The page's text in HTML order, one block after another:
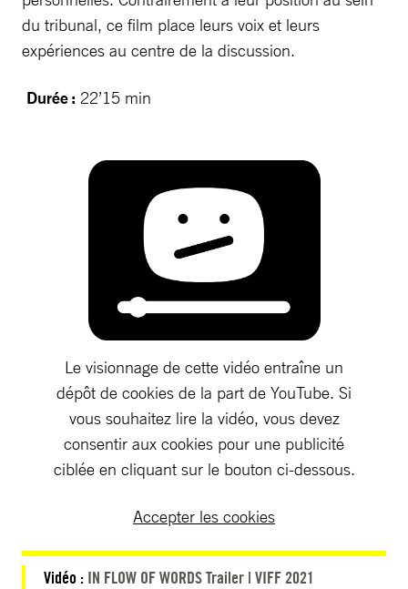
du tribunal, ce film place leurs voix et leurs
expériences au centre de la discussion.
Durée : 22’15 min
Le visionnage de cette vidéo entraîne un
dépôt de cookies de la part de YouTube. Si
vous souhaitez lire la vidéo, vous devez
consentir aux cookies pour une publicité
ciblée en cliquant sur le bouton ci-dessous.
Accepter les cookies
Vidéo : IN FLOW OF WORDS Trailer | VIFF 2021